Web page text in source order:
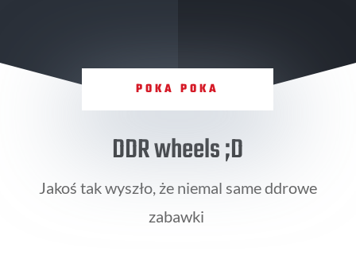
POKA POKA
DDR wheels ;D
Jakoś tak wyszło, że niemal same ddrowe
zabawki